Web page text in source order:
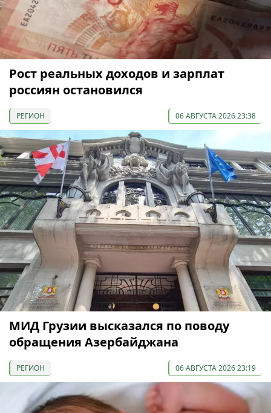
Рост реальных доходов и зарплат
россиян остановился
РЕГИОН 06 АВГУСТА 2026 23:38
МИД Грузии высказался по поводу
обращения Азербайджана
РЕГИОН 06 АВГУСТА 2026 23:19